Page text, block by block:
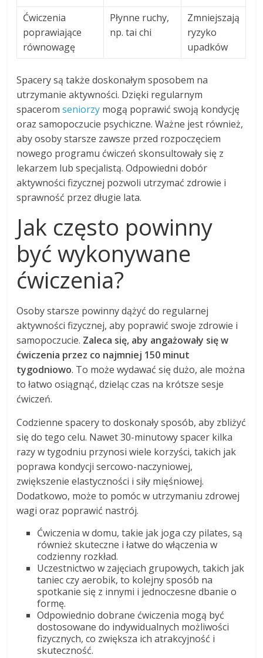
Ćwiczenia
poprawiające
równowagę
Płynne ruchy,
np. tai chi
Zmniejszają
ryzyko
upadków
Spacery są także doskonałym sposobem na
utrzymanie aktywności. Dzięki regularnym
spaceromseniorzy mogą poprawić swoją kondycję
oraz samopoczucie psychiczne. Ważne jest również,
aby osoby starsze zawsze przed rozpoczęciem
nowego programu ćwiczeń skonsultowały się z
lekarzem lub specjalistą. Odpowiedni dobór
aktywności fizycznej pozwoli utrzymać zdrowie i
sprawność przez długie lata.
Jak często powinny
być wykonywane
ćwiczenia?
Osoby starsze powinny dążyć do regularnej
aktywności fizycznej, aby poprawić swoje zdrowie i
samopoczucie. Zaleca się, aby angażowały się w
ćwiczenia przez co najmniej 150 minut
tygodniowo. To może wydawać się dużo, ale można
to łatwo osiągnąć, dzieląc czas na krótsze sesje
ćwiczeń.
Codzienne spacery to doskonały sposób, aby zbliżyć
się do tego celu. Nawet 30-minutowy spacer kilka
razy w tygodniu przynosi wiele korzyści, takich jak
poprawa kondycji sercowo-naczyniowej,
zwiększenie elastyczności i siły mięśniowej.
Dodatkowo, może to pomóc w utrzymaniu zdrowej
wagi oraz poprawić nastrój.
Ćwiczenia w domu, takie jak joga czy pilates, są
również skuteczne i łatwe do włączenia w
codzienny rozkład.
Uczestnictwo w zajęciach grupowych, takich jak
taniec czy aerobik, to kolejny sposób na
spotkanie się z innymi i jednoczesne dbanie o
formę.
Odpowiednio dobrane ćwiczenia mogą być
dostosowane do indywidualnych możliwości
fizycznych, co zwiększa ich atrakcyjność i
skuteczność.